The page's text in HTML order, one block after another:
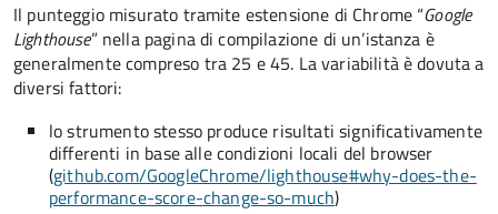
Il punteggio misurato tramite estensione di Chrome “Google
Lighthouse” nella pagina di compilazione di un’istanza è
generalmente compreso tra 25 e 45. La variabilità è dovuta a
diversi fattori:
lo strumento stesso produce risultati significativamente
differenti in base alle condizioni locali del browser
(github.com/GoogleChrome/lighthouse#why-does-the-
performance-score-change-so-much)